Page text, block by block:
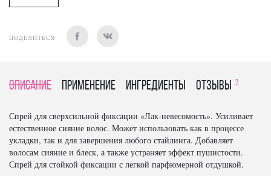
ПОДЕЛИТЬСЯ
Описание Применение Ингредиенты отзывы 2
Спрей для сверхсильной фиксации «Лак-невесомость». Усиливает
естественное сияние волос. Может использовать как в процессе
укладки, так и для завершения любого стайлинга. Добавляет
волосам сияние и блеск, а также устраняет эффект пушистости.
Спрей для стойкой фиксации с легкой парфюмерной отдушкой.